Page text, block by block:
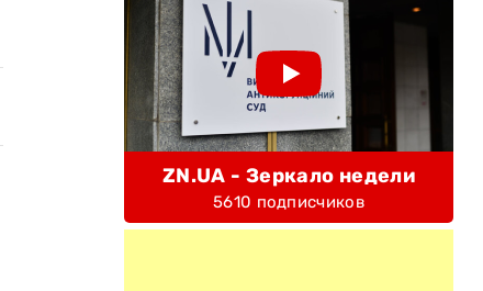
ZN.UA - Зеркало недели
5610 подписчиков